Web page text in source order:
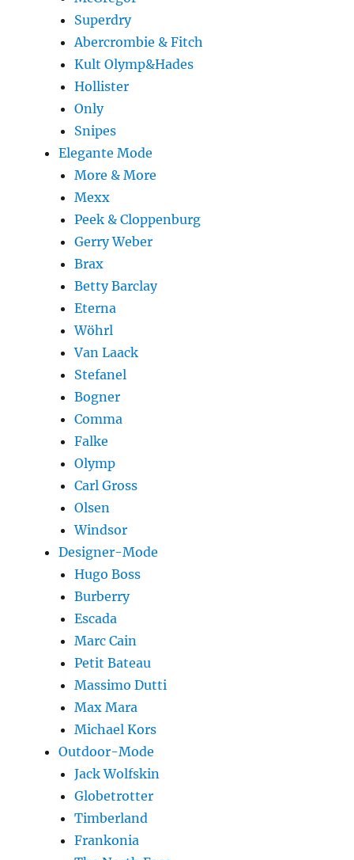
Superdry
Abercrombie & Fitch
Kult Olymp&Hades
Hollister
Only
Snipes
Elegante Mode
More & More
Mexx
Peek & Cloppenburg
Gerry Weber
Brax
Betty Barclay
Eterna
Wöhrl
Van Laack
Stefanel
Bogner
Comma
Falke
Olymp
Carl Gross
Olsen
Windsor
Designer-Mode
Hugo Boss
Burberry
Escada
Marc Cain
Petit Bateau
Massimo Dutti
Max Mara
Michael Kors
Outdoor-Mode
Jack Wolfskin
Globetrotter
Timberland
Frankonia